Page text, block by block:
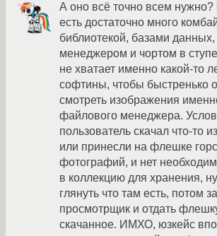
А оно всё точно всем нужно?
есть достаточно много
библиотекой, базами
менеджером и чортом в
не хватает именно какой-то
софтины, чтобы быстренько
смотреть изображения
файлового менеджера.
пользователь скачал что-то
или принесли на флешке
фотографий, и нет
в коллекцию для хранения,
глянуть что там есть, потом
просмотрщик и отдать
скачанное. ИМХО, юзкейс